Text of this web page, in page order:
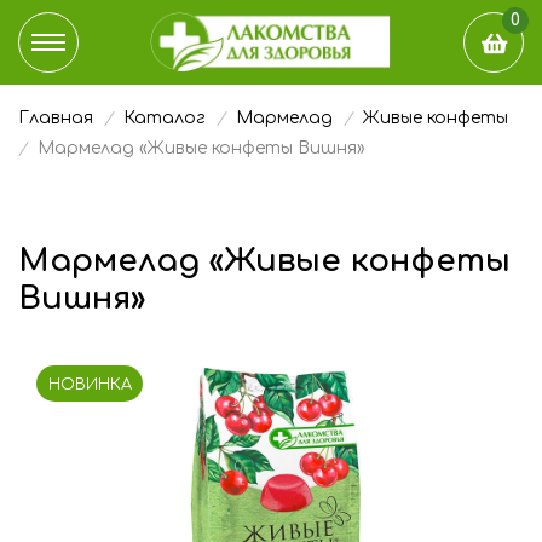
0
КАТАЛОГ
НАШ БЛОГ
ЭТО ИНТЕРЕСНО
Главная Каталог Мармелад
Живые конфеты
Мармелад «Живые конфеты Вишня»
Мармелад «Живые конфеты
Вишня»
НОВИНКА